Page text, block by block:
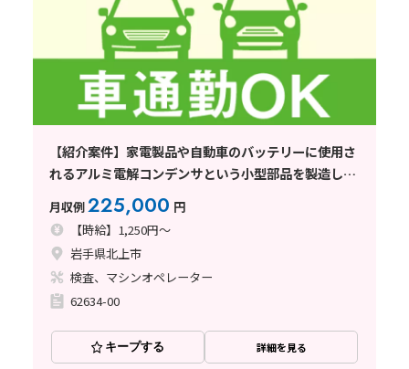
【紹介案件】家電製品や自動車のバッテリーに使用さ
れるアルミ電解コンデンサという小型部品を製造して
いる企業でのお仕事
月収例225,000 円
【時給】1,250円～
岩手県北上市
検査、マシンオペレーター
62634-00
キープする 詳細を見る